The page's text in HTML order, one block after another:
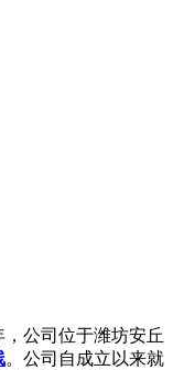
公司位于潍坊安丘
。公司自成立以来就